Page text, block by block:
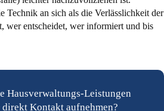
Technik an sich als die Verlässlichkeit der
wer entscheidet, wer informiert und bis
Hausverwaltungs-Leistungen
Kontakt aufnehmen?